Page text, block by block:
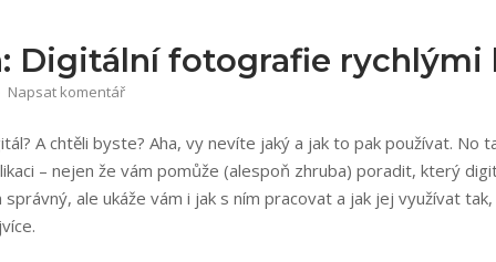
Digitální fotografie rychlými
Napsat komentář
A chtěli byste? Aha, vy nevíte jaký a jak to pak používat. No
– nejen že vám pomůže (alespoň zhruba) poradit, který
ale ukáže vám i jak s ním pracovat a jak jej využívat tak,